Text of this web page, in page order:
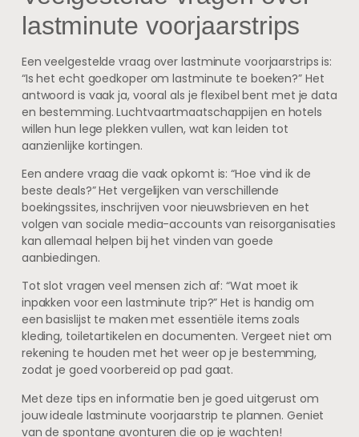
lastminute voorjaarstrips
Een veelgestelde vraag over lastminute voorjaarstrips is:
“Is het echt goedkoper om lastminute te boeken?” Het
antwoord is vaak ja, vooral als je flexibel bent met je data
en bestemming. Luchtvaartmaatschappijen en hotels
willen hun lege plekken vullen, wat kan leiden tot
aanzienlijke kortingen.
Een andere vraag die vaak opkomt is: “Hoe vind ik de
beste deals?” Het vergelijken van verschillende
boekingssites, inschrijven voor nieuwsbrieven en het
volgen van sociale media-accounts van reisorganisaties
kan allemaal helpen bij het vinden van goede
aanbiedingen.
Tot slot vragen veel mensen zich af: “Wat moet ik
inpakken voor een lastminute trip?” Het is handig om
een basislijst te maken met essentiële items zoals
kleding, toiletartikelen en documenten. Vergeet niet om
rekening te houden met het weer op je bestemming,
zodat je goed voorbereid op pad gaat.
Met deze tips en informatie ben je goed uitgerust om
jouw ideale lastminute voorjaarstrip te plannen. Geniet
van de spontane avonturen die op je wachten!